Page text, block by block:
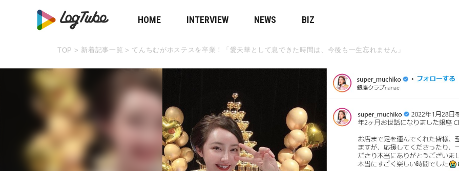
HOME INTERVIEW NEWS BIZ
TOP > 新着記事一覧 > てんちむがホステスを卒業！「愛天華として息できた時間は、今後も一生忘れません」